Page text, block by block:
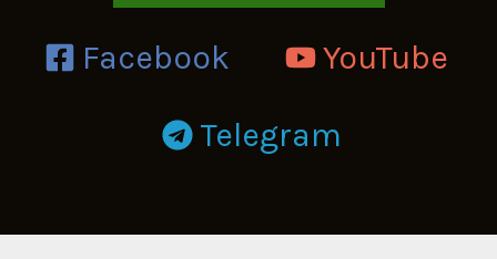
Facebook
YouTube
Telegram